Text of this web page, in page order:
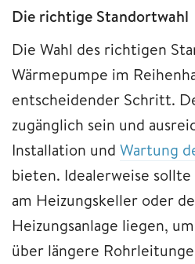
Die richtige Standortwahl
Die Wahl des richtigen
Wärmepumpe im
entscheidender Schritt.
zugänglich sein und
Installation und Wartung
bieten. Idealerweise
am Heizungskeller oder
Heizungsanlage liegen,
über längere